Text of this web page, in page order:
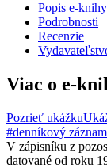
Popis e-knihy
Podrobnosti
Recenzie
Viac o e-
Pozrieť ukážku
#denníkový záznam
V zápisníku z
datované od roku